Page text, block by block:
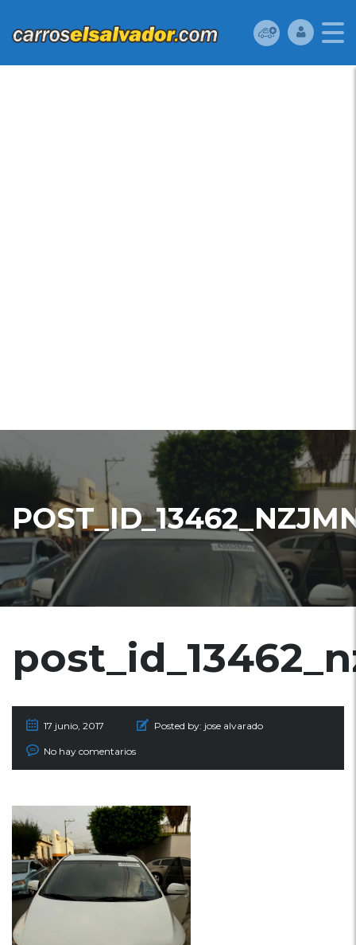
17 junio, 2017 Posted by: jose alvarado
No hay comentarios